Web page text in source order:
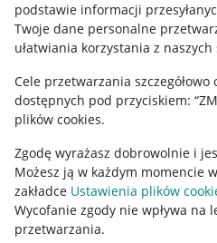
podstawie informacji
Twoje dane personalne
ułatwiania korzystania z naszych
Cele przetwarzania
dostępnych pod przyciskiem:
plików cookies.
Zgodę wyrażasz dobrowolnie i
Możesz ją w każdym momencie
zakładce Ustawienia plików
Wycofanie zgody nie wpływa na
przetwarzania.
Udostępnianie lokalizacji
Informacje dla Aktu o Usługach
Pobierz aplikację